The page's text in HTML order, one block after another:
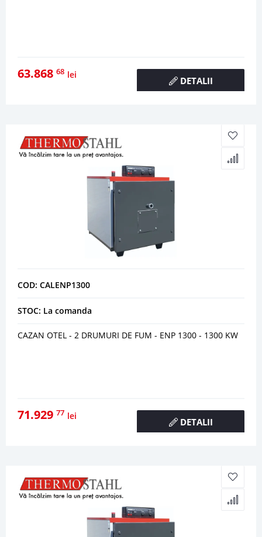
63.868 68 lei
DETALII
COD: CALENP1300
STOC: La comanda
CAZAN OTEL - 2 DRUMURI DE FUM - ENP 1300 - 1300 KW
71.929 77 lei
DETALII